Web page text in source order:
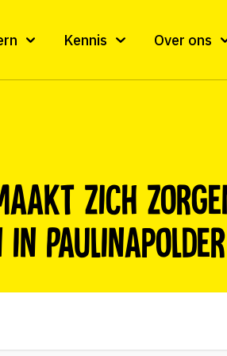
Kennis Over ons
zich
Paulinapolder